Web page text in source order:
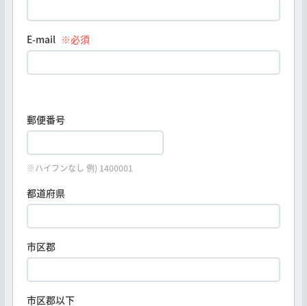
E-mail ※必須
郵便番号
※ハイフンなし 例) 1400001
都道府県
市区郡
市区郡以下